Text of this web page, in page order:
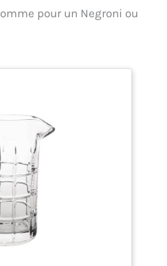
Gin, Rhum, Brandy, Saké et
pour Diverses Occasions:
professionnel ou un
pour un Negroni ou